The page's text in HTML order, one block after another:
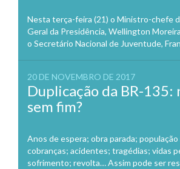
Nesta terça-feira (21) o Ministro-chefe
Geral da Presidência, Wellington
o Secretário Nacional de Juventude,
20 DE NOVEMBRO DE 2017
Duplicação da BR-135:
sem fim?
Anos de espera; obra parada;
cobranças; acidentes; tragédias; vidas
sofrimento; revolta… Assim pode ser